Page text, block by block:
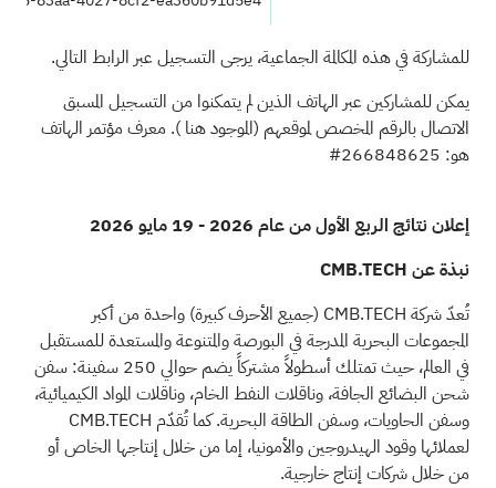
للمشاركة في هذه المكالمة الجماعية، يرجى التسجيل عبر الرابطالتالي.
يمكن للمشاركين عبر الهاتف الذين لم يتمكنوا من التسجيل المسبق
الاتصال بالرقم المخصص لموقعهم (الموجودهنا ). معرف مؤتمر الهاتف
هو: 266848625#
إعلان نتائج الربع الأول من عام 2026 - 19 مايو 2026
نبذة عن CMB.TECH
تُعدّ شركة CMB.TECH (جميع الأحرف كبيرة) واحدة من أكبر
المجموعات البحرية المدرجة في البورصة والمتنوعة والمستعدة للمستقبل
في العالم، حيث تمتلك أسطولاً مشتركاً يضم حوالي 250 سفينة: سفن
شحن البضائع الجافة، وناقلات النفط الخام، وناقلات المواد الكيميائية،
وسفن الحاويات، وسفن الطاقة البحرية. كما تُقدّم CMB.TECH
لعملائها وقود الهيدروجين والأمونيا، إما من خلال إنتاجها الخاص أو
من خلال شركات إنتاج خارجية.